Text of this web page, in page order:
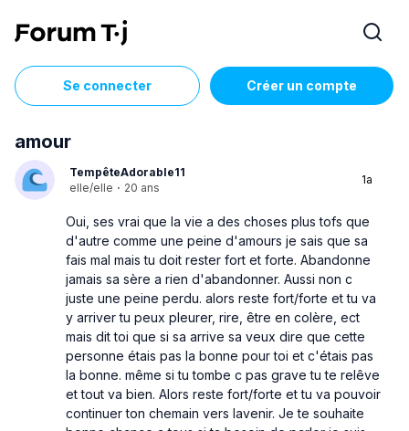
Se connecter Créer un compte
amour
TempêteAdorable11
elle/elle · 20 ans
1a
Oui, ses vrai que la vie a des choses plus tofs que
d'autre comme une peine d'amours je sais que sa
fais mal mais tu doit rester fort et forte. Abandonne
jamais sa sère a rien d'abandonner. Aussi non c
juste une peine perdu. alors reste fort/forte et tu va
y arriver tu peux pleurer, rire, être en colère, ect
mais dit toi que si sa arrive sa veux dire que cette
personne étais pas la bonne pour toi et c'étais pas
la bonne. même si tu tombe c pas grave tu te relêve
et tout va bien. Alors reste fort/forte et tu va pouvoir
continuer ton chemain vers lavenir. Je te souhaite